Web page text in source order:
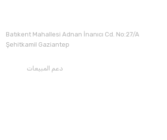
Batıkent Mahallesi Adnan İnanıcı Cd. No:27/A
Şehitkamil Gaziantep
دعم المبيعات